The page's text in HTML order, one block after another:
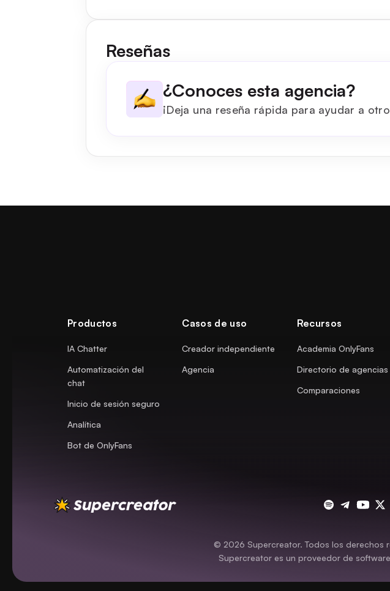
Reseñas
¿Conoces esta agencia?
¡Deja una reseña rápida para ayudar a
Productos
IA Chatter
Automatización del
chat
Inicio de sesión seguro
Analítica
Bot de OnlyFans
Casos de uso
Creador independiente
Agencia
Recursos
Academia OnlyFans
Directorio de agencias
Comparaciones
© 2026 Supercreator. Todos los derechos
Supercreator es un proveedor de